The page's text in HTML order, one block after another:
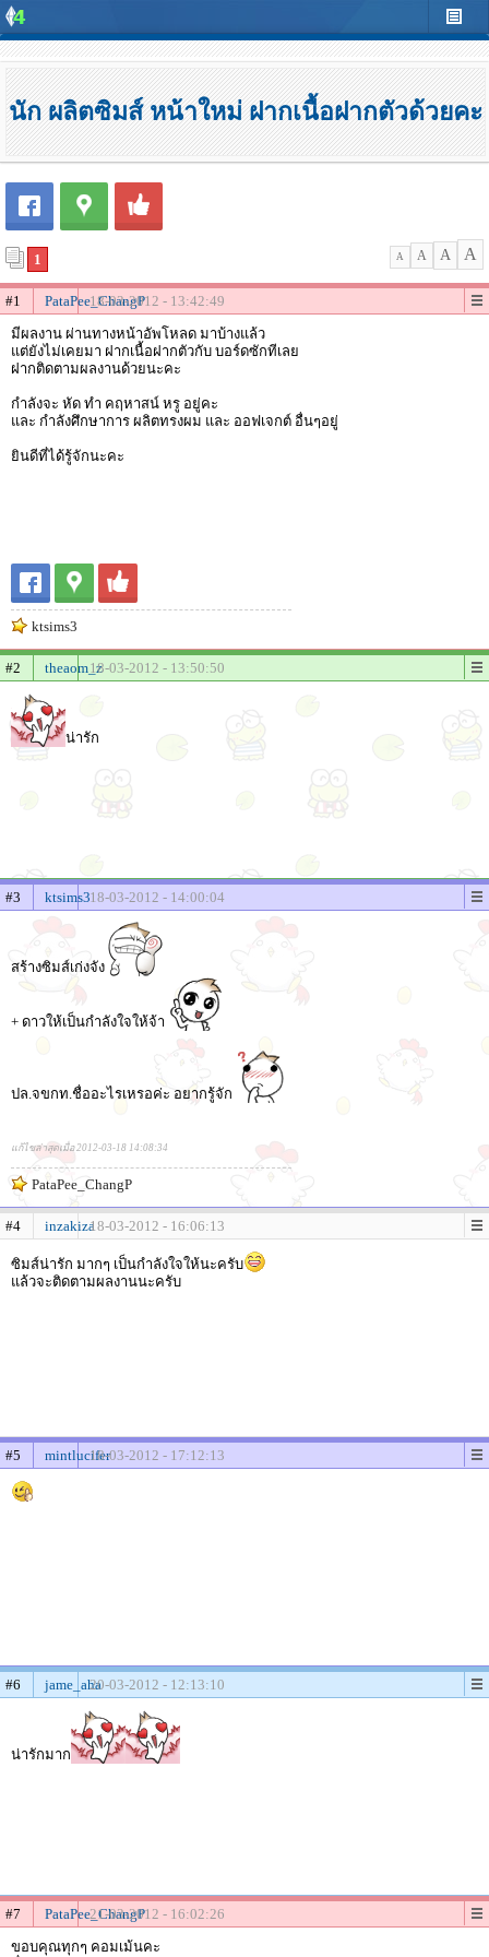
นัก ผลิตซิมส์ หน้าใหม่ ฝากเนื้อฝากตัวด้วยคะ
1 A A A A
#1 PataPee_ChangP
18-03-2012 - 13:42:49
มีผลงาน ผ่านทางหน้าอัพโหลด มาบ้างแล้ว
แต่ยังไม่เคยมา ฝากเนื้อฝากตัวกับ บอร์ดซักทีเลย
ฝากติดตามผลงานด้วยนะคะ
กำลังจะ หัด ทำ คฤหาสน์ หรู อยู่คะ
และ กำลังศึกษาการ ผลิตทรงผม และ ออฟเจกต์ อื่นๆอยู่
ยินดีที่ได้รู้จักนะคะ
ktsims3
#2 theaom_z18-03-2012 - 13:50:50
น่ารัก
#3 ktsims318-03-2012 - 14:00:04
สร้างซิมส์เก่งจัง
+ ดาวให้เป็นกำลังใจให้จ้า
ปล.จขกท.ชื่ออะไรเหรอค่ะ อยากรู้จัก
แก้ไขล่าสุดเมื่อ 2012-03-18 14:08:34
PataPee_ChangP
#4 inzakiza18-03-2012 - 16:06:13
ซิมส์น่ารัก มากๆ เป็นกำลังใจให้นะครับ
แล้วจะติดตามผลงานนะครับ
#5 mintlucifer18-03-2012 - 17:12:13
#6 jame_aha20-03-2012 - 12:13:10
น่ารักมาก
#7 PataPee_ChangP
21-03-2012 - 16:02:26
ขอบคุณทุกๆ คอมเม้นคะ